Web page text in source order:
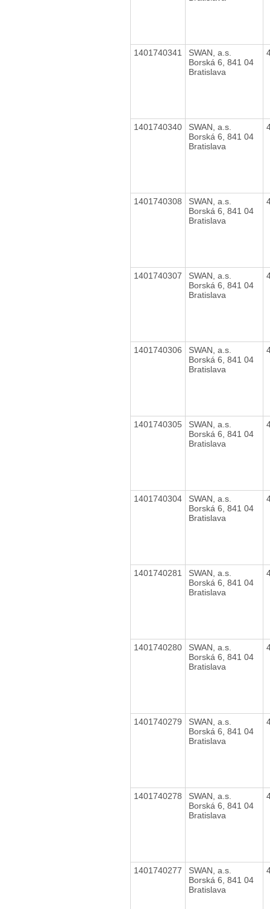
1401740341
SWAN, a.s.
Borská 6, 841 04
Bratislava
1401740340
SWAN, a.s.
Borská 6, 841 04
Bratislava
1401740308
SWAN, a.s.
Borská 6, 841 04
Bratislava
1401740307
SWAN, a.s.
Borská 6, 841 04
Bratislava
1401740306
SWAN, a.s.
Borská 6, 841 04
Bratislava
1401740305
SWAN, a.s.
Borská 6, 841 04
Bratislava
1401740304
SWAN, a.s.
Borská 6, 841 04
Bratislava
1401740281
SWAN, a.s.
Borská 6, 841 04
Bratislava
1401740280
SWAN, a.s.
Borská 6, 841 04
Bratislava
1401740279
SWAN, a.s.
Borská 6, 841 04
Bratislava
1401740278
SWAN, a.s.
Borská 6, 841 04
Bratislava
1401740277
SWAN, a.s.
Borská 6, 841 04
Bratislava